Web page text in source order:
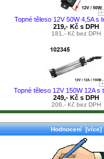
Topné těleso 12V 50W 4,5A s
219,- Kč s DPH
181,- Kč bez DPH
Topné těleso 12V 150W 12A s
249,- Kč s DPH
206,- Kč bez DPH
Hodnocení [více]